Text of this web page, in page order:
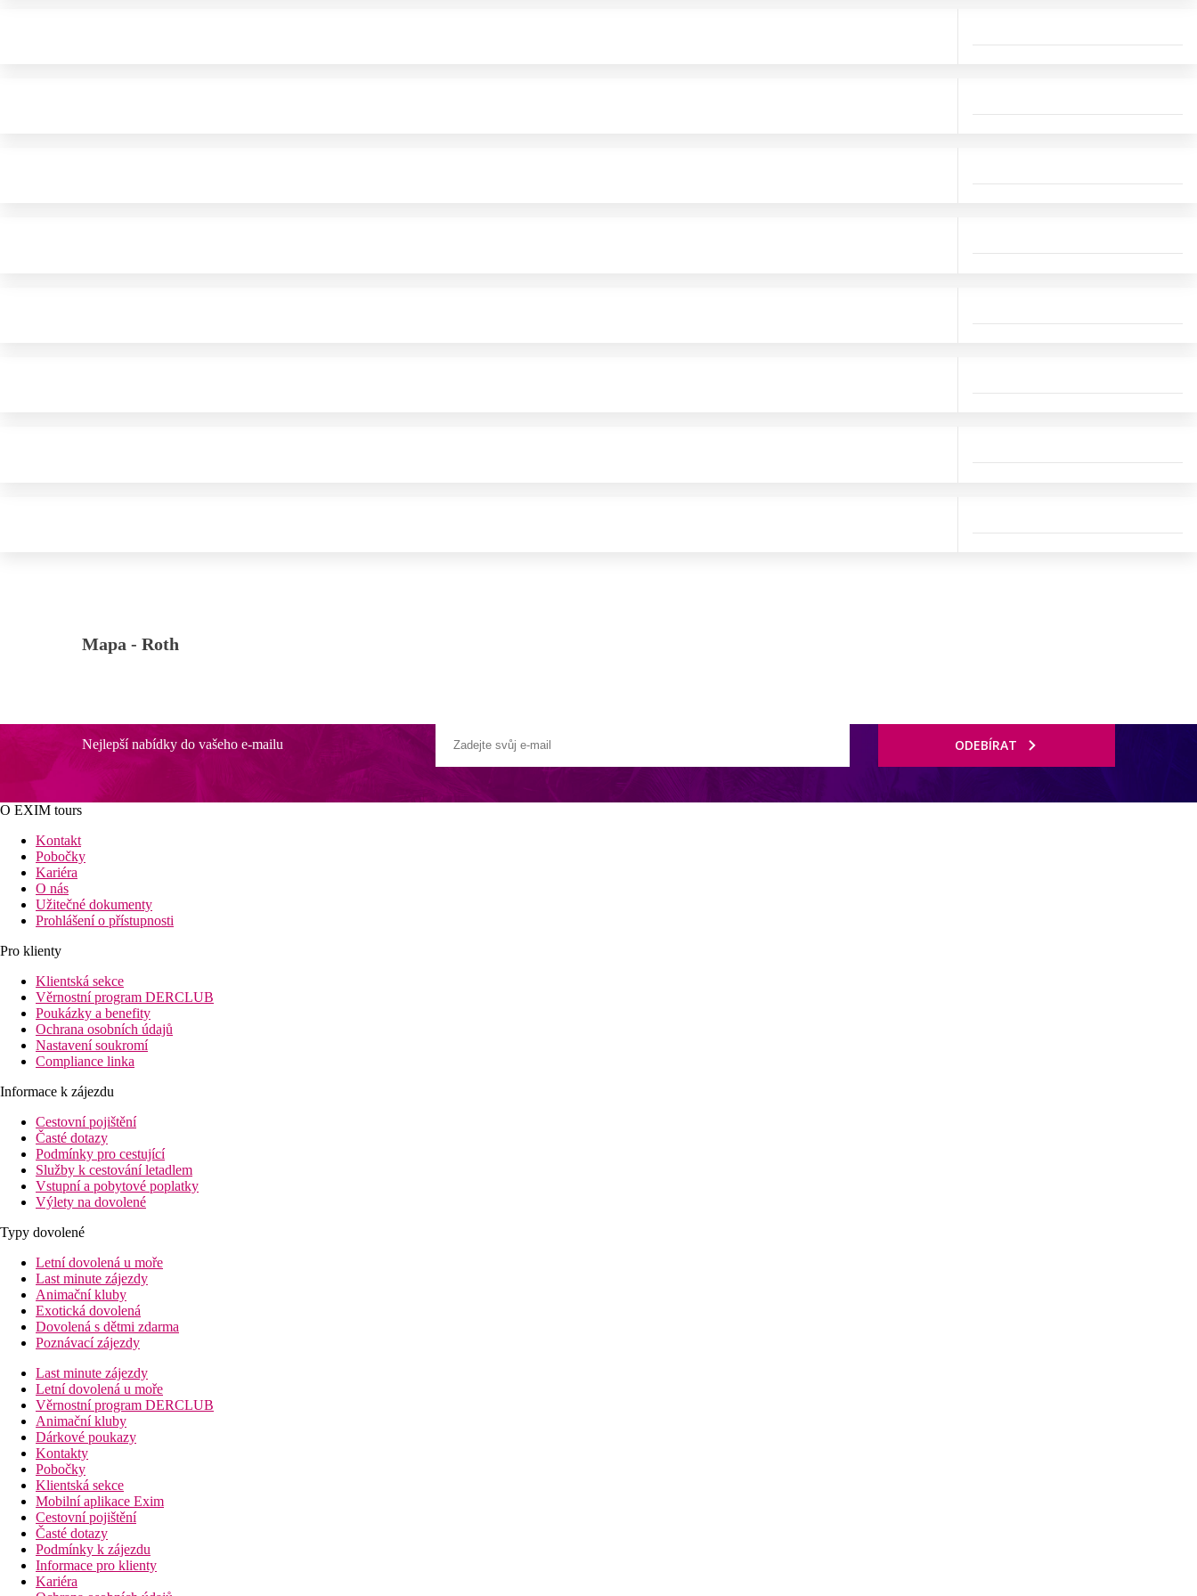
Mapa - Roth
Nejlepší nabídky do vašeho e-mailu ODEBÍRAT
O EXIM tours
Kontakt
Pobočky
Kariéra
O nás
Užitečné dokumenty
Prohlášení o přístupnosti
Pro klienty
Klientská sekce
Věrnostní program DERCLUB
Poukázky a benefity
Ochrana osobních údajů
Nastavení soukromí
Compliance linka
Informace k zájezdu
Cestovní pojištění
Časté dotazy
Podmínky pro cestující
Služby k cestování letadlem
Vstupní a pobytové poplatky
Výlety na dovolené
Typy dovolené
Letní dovolená u moře
Last minute zájezdy
Animační kluby
Exotická dovolená
Dovolená s dětmi zdarma
Poznávací zájezdy
Last minute zájezdy
Letní dovolená u moře
Věrnostní program DERCLUB
Animační kluby
Dárkové poukazy
Kontakty
Pobočky
Klientská sekce
Mobilní aplikace Exim
Cestovní pojištění
Časté dotazy
Podmínky k zájezdu
Informace pro klienty
Kariéra